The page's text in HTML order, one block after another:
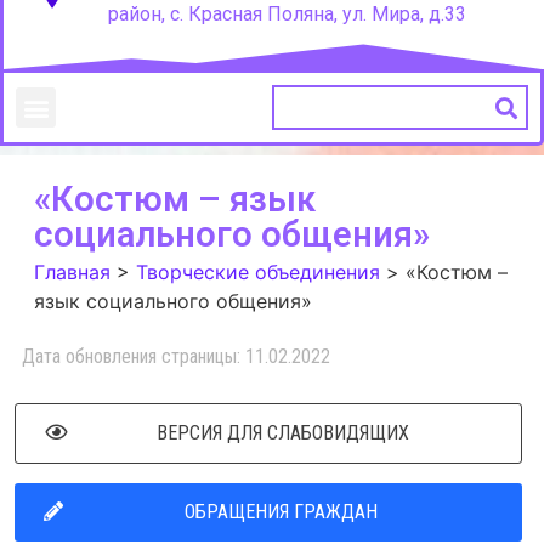
район, с. Красная Поляна, ул. Мира, д.33
«Костюм – язык
социального общения»
Главная > Творческие объединения > «Костюм –
язык социального общения»
Дата обновления страницы: 11.02.2022
ВЕРСИЯ ДЛЯ СЛАБОВИДЯЩИХ
ОБРАЩЕНИЯ ГРАЖДАН